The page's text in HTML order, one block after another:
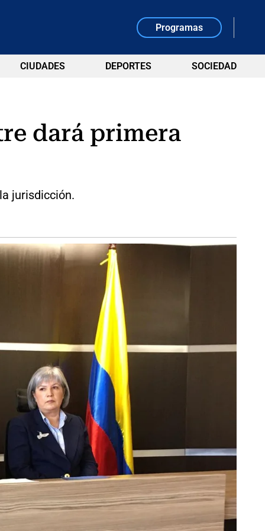
Programas
CIUDADES DEPORTES SOCIEDAD
dará primera
jurisdicción.